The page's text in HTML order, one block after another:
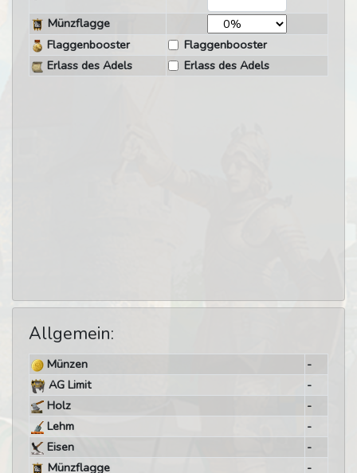
Münzflagge
Flaggenbooster
Flaggenbooster
Erlass des Adels
Erlass des Adels
Allgemein:
Münzen
-
AG Limit
-
Holz
-
Lehm
-
Eisen
-
Münzflagge
-